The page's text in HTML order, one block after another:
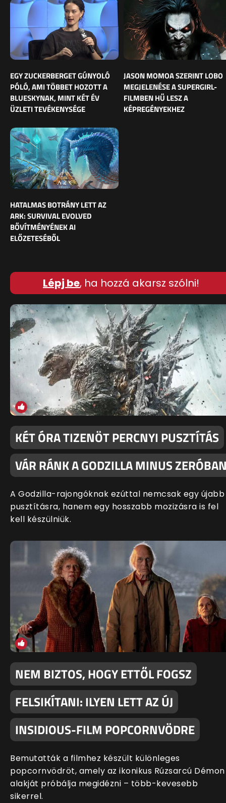
EGY ZUCKERBERGET GÚNYOLÓ
PÓLÓ, AMI TÖBBET HOZOTT A
BLUESKYNAK, MINT KÉT ÉV
ÜZLETI TEVÉKENYSÉGE
JASON MOMOA SZERINT LOBO
MEGJELENÉSE A SUPERGIRL-
FILMBEN HŰ LESZ A
KÉPREGÉNYEKHEZ
HATALMAS BOTRÁNY LETT AZ
ARK: SURVIVAL EVOLVED
BŐVÍTMÉNYÉNEK AI
ELŐZETESÉBŐL
Lépj be, ha hozzá akarsz szólni!
KÉT ÓRA TIZENÖT PERCNYI PUSZTÍTÁS
VÁR RÁNK A GODZILLA MINUS
A Godzilla-rajongóknak ezúttal nemcsak egy újabb
pusztításra, hanem egy hosszabb mozizásra is fel
kell készülniük.
NEM BIZTOS, HOGY ETTŐL FOGSZ
FELSIKÍTANI: ILYEN LETT AZ ÚJ
INSIDIOUS-FILM POPCORNVÖDRE
Bemutatták a filmhez készült különleges
popcornvödröt, amely az ikonikus Rúzsarcú Démon
alakját próbálja megidézni – több-kevesebb
sikerrel.